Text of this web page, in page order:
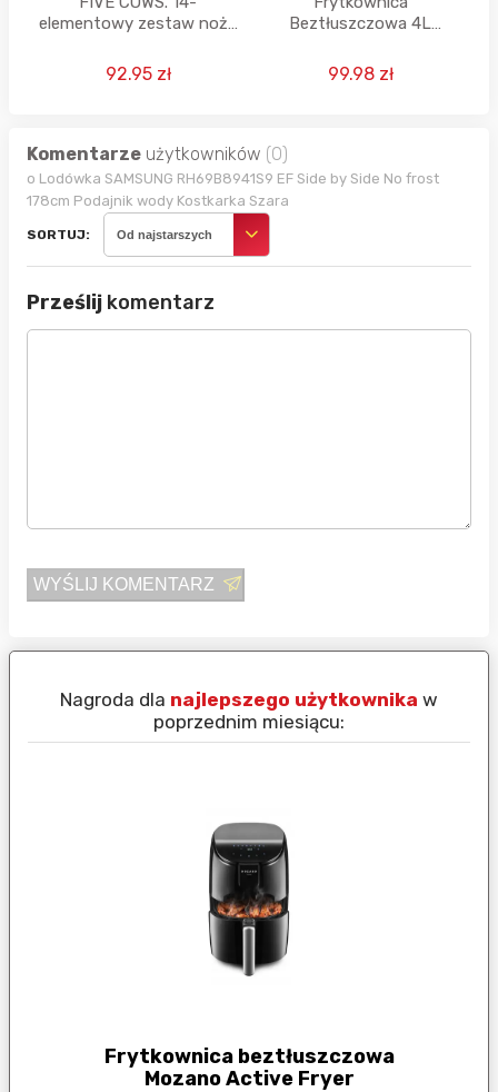
elementowy zestaw noży
92.95 zł
Beztłuszczowa 4L
1500W
99.98 zł
Komentarze użytkowników (0)
o Lodówka SAMSUNG RH69B8941S9 EF Side by Side No frost
178cm Podajnik wody Kostkarka Szara
SORTUJ: Od najstarszych
Prześlij komentarz
WYŚLIJ KOMENTARZ
Nagroda dla najlepszego użytkownika w
poprzednim miesiącu:
Frytkownica beztłuszczowa
Mozano Active Fryer